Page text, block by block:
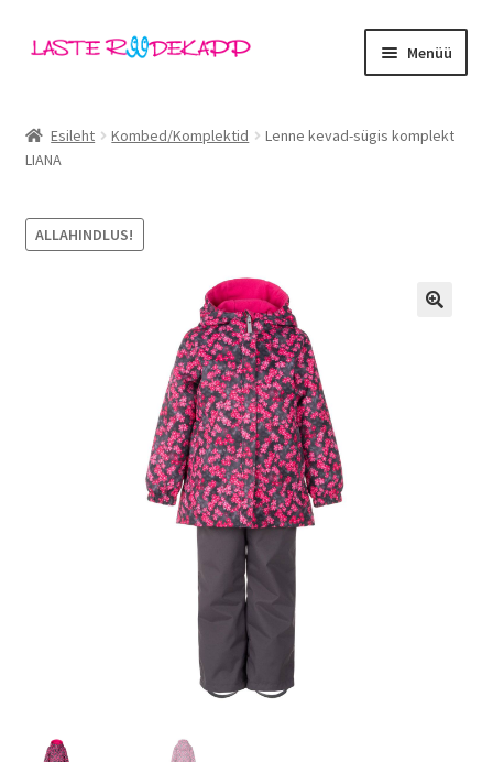
Liigu
Liigu
Menüü
Tüdrukud
Poisid
Esileht Kombed/Komplektid
Lenne kevad-sügis komplekt
LIANA
ALLAHINDLUS!